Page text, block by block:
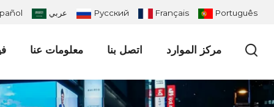
عربي Русский Français Português
معلومات عنا اتصل بنا مركز الموارد